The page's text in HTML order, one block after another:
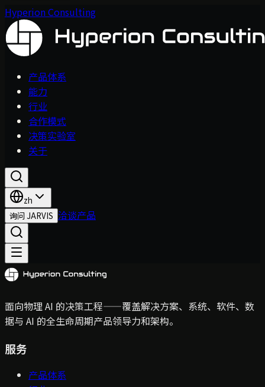
Hyperion Consulting
产品体系
能力
行业
合作模式
决策实验室
关于
zh
询问 JARVIS 洽谈产品
面向物理 AI 的决策工程——覆盖解决方案、系统、软件、数
据与 AI 的全生命周期产品领导力和架构。
服务
产品体系